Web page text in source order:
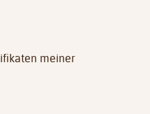
meiner